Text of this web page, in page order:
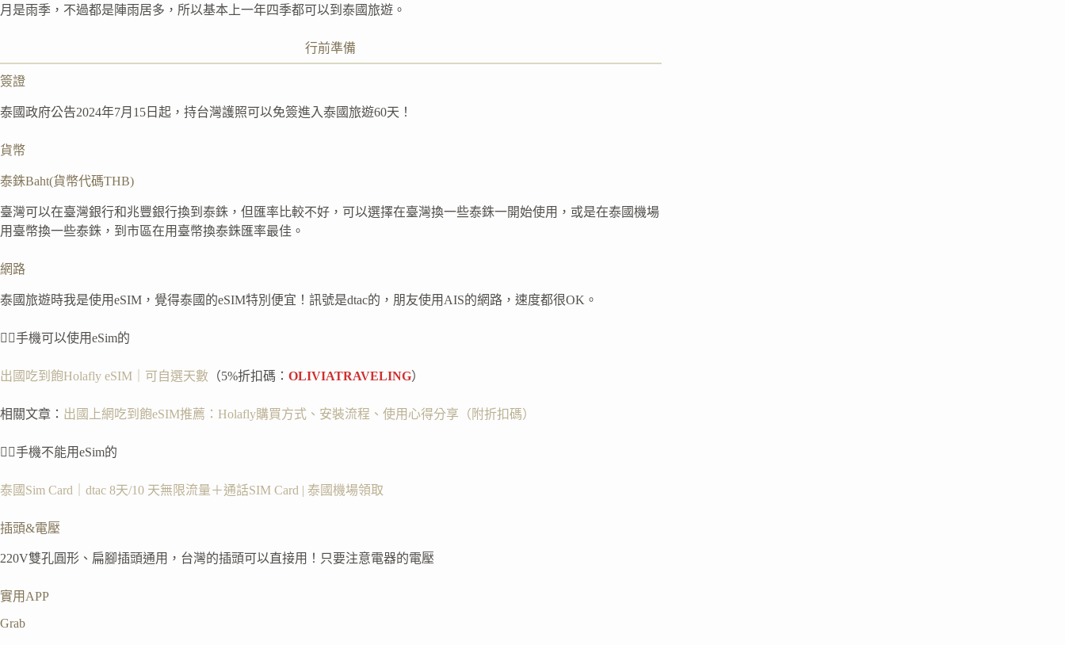
月是雨季，不過都是陣雨居多，所以基本上一年四季都可以到泰國旅遊。
行前準備
簽證
泰國政府公告2024年7月15日起，持台灣護照可以免簽進入泰國旅遊60天！
貨幣
泰銖Baht(貨幣代碼THB)
臺灣可以在臺灣銀行和兆豐銀行換到泰銖，但匯率比較不好，可以選擇在臺灣換一些泰銖一開始使用，或是在泰國機場
用臺幣換一些泰銖，到市區在用臺幣換泰銖匯率最佳。
網路
泰國旅遊時我是使用eSIM，覺得泰國的eSIM特別便宜！訊號是dtac的，朋友使用AIS的網路，速度都很OK。
👉🏻手機可以使用eSim的
出國吃到飽Holafly eSIM｜可自選天數 （5%折扣碼： OLIVIATRAVELING）
相關文章： 出國上網吃到飽eSIM推薦：Holafly購買方式、安裝流程、使用心得分享（附折扣碼）
👉🏻手機不能用eSim的
泰國Sim Card｜dtac 8天/10 天無限流量＋通話SIM Card | 泰國機場領取
插頭&電壓
220V雙孔圓形、扁腳插頭通用，台灣的插頭可以直接用！只要注意電器的電壓
實用APP
Grab